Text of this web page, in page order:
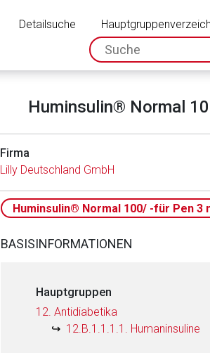
Detailsuche
Huminsulin® Normal
Firma
Lilly Deutschland GmbH
Huminsulin® Normal 100/ -für Pen 3
BASISINFORMATIONEN
Hauptgruppen
12. Antidiabetika
12.B.1.1.1.1. Humaninsuline